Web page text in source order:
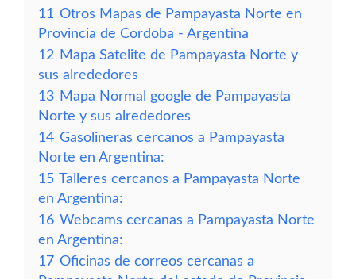
11 Otros Mapas de Pampayasta Norte en
Provincia de Cordoba - Argentina
12 Mapa Satelite de Pampayasta Norte y
sus alrededores
13 Mapa Normal google de Pampayasta
Norte y sus alrededores
14 Gasolineras cercanos a Pampayasta
Norte en Argentina:
15 Talleres cercanos a Pampayasta Norte
en Argentina:
16 Webcams cercanas a Pampayasta Norte
en Argentina:
17 Oficinas de correos cercanas a